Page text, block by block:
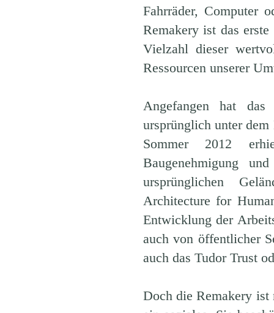
Fahrräder, Computer
Remakery ist das
Vielzahl dieser
Ressourcen unserer
Angefangen hat
ursprünglich unter
Sommer 2012
Baugenehmigung
ursprünglichen
Architecture for
Entwicklung der
auch von öffentlicher
auch das Tudor Trust
Doch die Remakery